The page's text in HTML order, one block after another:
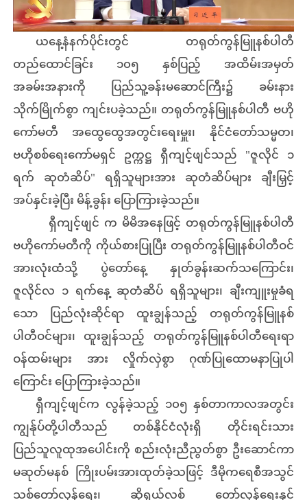
ယနေ့နံနက်ပိုင်းတွင် တရုတ်ကွန်မြူနစ်ပါတီ
တည်ထောင်ခြင်း ၁၀၅ နှစ်ပြည့် အထိမ်းအမှတ်
အခမ်းအနားကို ပြည်သူ့ခန်းမဆောင်ကြီး၌ ခမ်းနား
သိုက်မြိုက်စွာ ကျင်းပခဲ့သည်။ တရုတ်ကွန်မြူနစ်ပါတီ ဗဟို
ကော်မတီ အထွေထွေအတွင်းရေးမှူး၊ နိုင်ငံတော်သမ္မတ၊
ဗဟိုစစ်ရေးကော်မရှင် ဥက္ကဋ္ဌ ရှီကျင့်ဖျင်သည် "ဇူလိုင် ၁
ရက် ဆုတံဆိပ်" ရရှိသူများအား ဆုတံဆိပ်များ ချီးမြှင့်
အပ်နှင်းခဲ့ပြီး မိန့်ခွန်း ပြောကြားခဲ့သည်။
ရှီကျင့်ဖျင် က မိမိအနေဖြင့် တရုတ်ကွန်မြူနစ်ပါတီ
ဗဟိုကော်မတီကို ကိုယ်စားပြုပြီး တရုတ်ကွန်မြူနစ်ပါတီဝင်
အားလုံးထံသို့ ပွဲတော်နေ့ နှုတ်ခွန်းဆက်သကြောင်း၊
ဇူလိုင်လ ၁ ရက်နေ့ ဆုတံဆိပ် ရရှိသူများ၊ ချီးကျူးမှုခံရ
သော ပြည်လုံးဆိုင်ရာ ထူးချွန်သည့် တရုတ်ကွန်မြူနစ်
ပါတီဝင်များ၊ ထူးချွန်သည့် တရုတ်ကွန်မြူနစ်ပါတီရေးရာ
ဝန်ထမ်းများ အား လှိုက်လှဲစွာ ဂုဏ်ပြုထောမနာပြုပါ
ကြောင်း ပြောကြားခဲ့သည်။
ရှီကျင့်ဖျင်က လွန်ခဲ့သည့် ၁၀၅ နှစ်တာကာလအတွင်း
ကျွန်ုပ်တို့ပါတီသည် တစ်နိုင်ငံလုံးရှိ တိုင်းရင်းသား
ပြည်သူလူထုအပေါင်းကို စည်းလုံးညီညွတ်စွာ ဦးဆောင်ကာ
မဆုတ်မနစ် ကြိုးပမ်းအားထုတ်ခဲ့သဖြင့် ဒီမိုကရေစီအသွင်